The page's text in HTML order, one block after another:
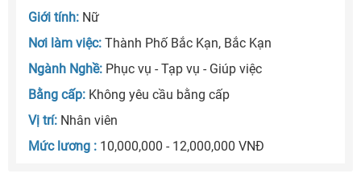
Giới tính: Nữ
Nơi làm việc: Thành Phố Bắc Kạn, Bắc Kạn
Ngành Nghề: Phục vụ - Tạp vụ - Giúp việc
Bằng cấp: Không yêu cầu bằng cấp
Vị trí: Nhân viên
Mức lương : 10,000,000 - 12,000,000 VNĐ